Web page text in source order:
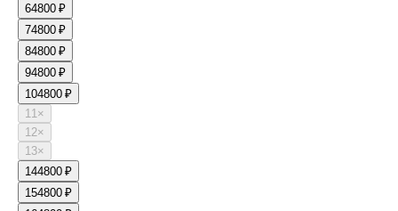
64800 ₽
74800 ₽
84800 ₽
94800 ₽
104800 ₽
11×
12×
13×
144800 ₽
154800 ₽